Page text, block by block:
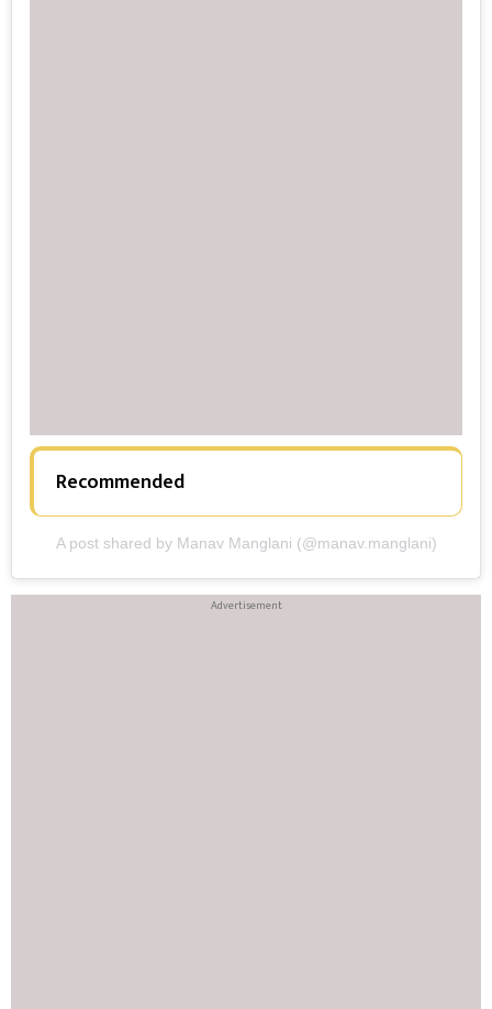
Recommended
A post shared by Manav Manglani (@manav.manglani)